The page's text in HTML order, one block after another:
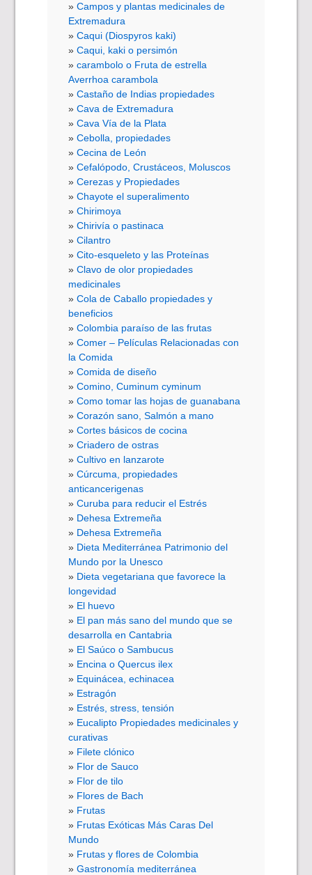
Campos y plantas medicinales de
Extremadura
Caqui (Diospyros kaki)
Caqui, kaki o persimón
carambolo o Fruta de estrella
Averrhoa carambola
Castaño de Indias propiedades
Cava de Extremadura
Cava Vía de la Plata
Cebolla, propiedades
Cecina de León
Cefalópodo, Crustáceos, Moluscos
Cerezas y Propiedades
Chayote el superalimento
Chirimoya
Chirivía o pastinaca
Cilantro
Cito-esqueleto y las Proteínas
Clavo de olor propiedades
medicinales
Cola de Caballo propiedades y
beneficios
Colombia paraíso de las frutas
Comer – Películas Relacionadas con
la Comida
Comida de diseño
Comino, Cuminum cyminum
Como tomar las hojas de guanabana
Corazón sano, Salmón a mano
Cortes básicos de cocina
Criadero de ostras
Cultivo en lanzarote
Cúrcuma, propiedades
anticancerigenas
Curuba para reducir el Estrés
Dehesa Extremeña
Dehesa Extremeña
Dieta Mediterránea Patrimonio del
Mundo por la Unesco
Dieta vegetariana que favorece la
longevidad
El huevo
El pan más sano del mundo que se
desarrolla en Cantabria
El Saúco o Sambucus
Encina o Quercus ilex
Equinácea, echinacea
Estragón
Estrés, stress, tensión
Eucalipto Propiedades medicinales y
curativas
Filete clónico
Flor de Sauco
Flor de tilo
Flores de Bach
Frutas
Frutas Exóticas Más Caras Del
Mundo
Frutas y flores de Colombia
Gastronomía mediterránea